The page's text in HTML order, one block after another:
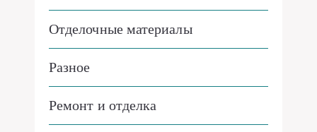
Отделочные материалы
Разное
Ремонт и отделка